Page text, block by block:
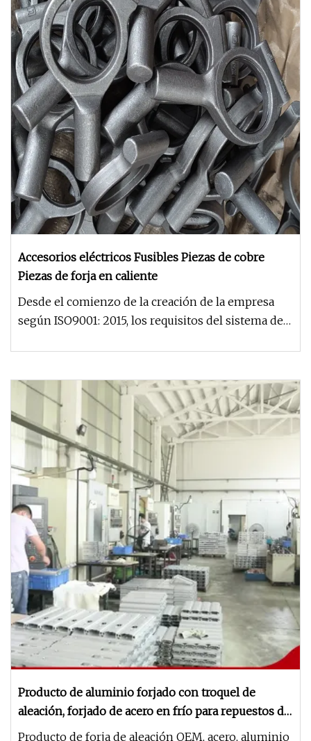
Accesorios eléctricos Fusibles Piezas de cobre
Piezas de forja en caliente
Desde el comienzo de la creación de la empresa
según ISO9001: 2015, los requisitos del sistema de
Producto de aluminio forjado con troquel de
aleación, forjado de acero en frío para repuestos de
camiones
Producto de forja de aleación OEM, acero, aluminio